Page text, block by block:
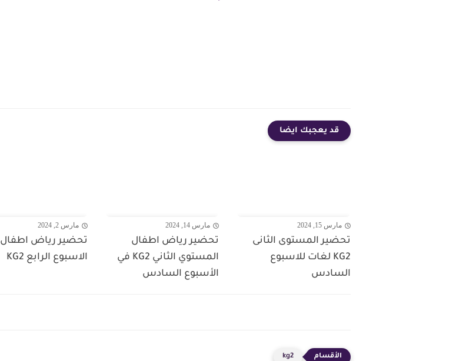
قد يعجبك ايضا
مارس 15, 2024
تحضير المستوى الثانى
KG2 لغات للاسبوع
السادس
مارس 14, 2024
تحضير رياض اطفال
المستوي الثاني KG2 في
الأسبوع السادس
مارس 2, 2024
تحضير رياض اطفال
الاسبوع الرابع KG2
kg2